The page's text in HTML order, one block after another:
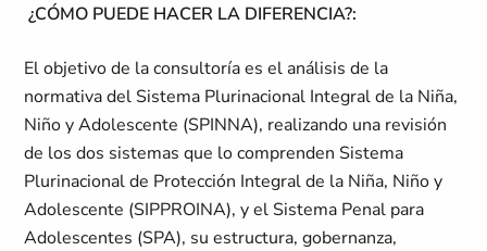
¿CÓMO PUEDE HACER LA DIFERENCIA?:
El objetivo de la consultoría es el análisis de la
normativa del Sistema Plurinacional Integral de la Niña,
Niño y Adolescente (SPINNA), realizando una revisión
de los dos sistemas que lo comprenden Sistema
Plurinacional de Protección Integral de la Niña, Niño y
Adolescente (SIPPROINA), y el Sistema Penal para
Adolescentes (SPA), su estructura, gobernanza,